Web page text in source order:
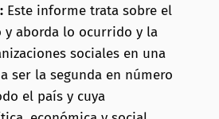
Este informe trata sobre el
y aborda lo ocurrido y la
sociales en una
ser la segunda en número
el país y cuya